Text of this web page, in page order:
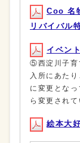
Coo 名
リバイバル
イベン
⑤西淀川子育
入所にあた
に変更とな
ら変更され
絵本大